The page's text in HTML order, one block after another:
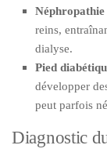
reins,
dialyse.
Pied
développer
peut parfois
Diagnostic